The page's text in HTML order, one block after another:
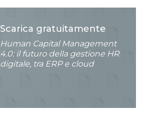
Scarica gratuitamente
Human Capital Management
4.0: il futuro della gestione HR
digitale, tra ERP e cloud